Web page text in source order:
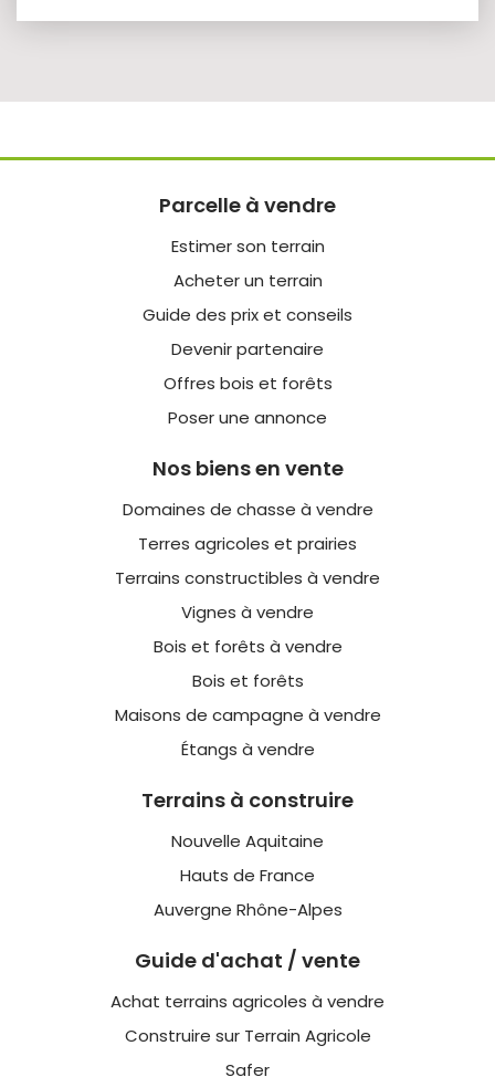
Parcelle à vendre
Estimer son terrain
Acheter un terrain
Guide des prix et conseils
Devenir partenaire
Offres bois et forêts
Poser une annonce
Nos biens en vente
Domaines de chasse à vendre
Terres agricoles et prairies
Terrains constructibles à vendre
Vignes à vendre
Bois et forêts à vendre
Bois et forêts
Maisons de campagne à vendre
Étangs à vendre
Terrains à construire
Nouvelle Aquitaine
Hauts de France
Auvergne Rhône-Alpes
Guide d'achat / vente
Achat terrains agricoles à vendre
Construire sur Terrain Agricole
Safer